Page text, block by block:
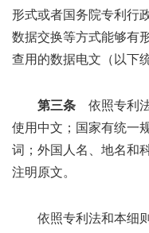
形式或者国务院专利行
数据交换等方式能够有
查用的数据电文（以下
第三条 依照专利
使用中文；国家有统一
词；外国人名、地名和
注明原文。
依照专利法和本细